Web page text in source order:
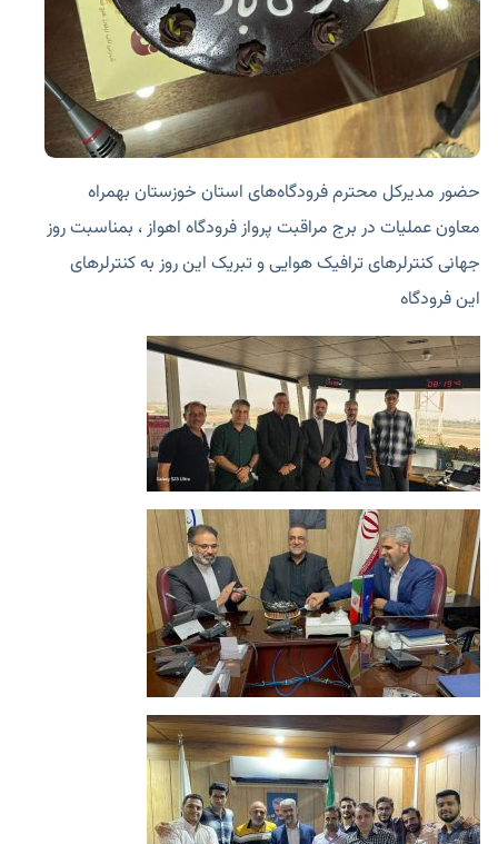
حضور مدیرکل محترم فرودگاه‌های استان خوزستان بهمراه
معاون عملیات در برج مراقبت پرواز فرودگاه اهواز ، بمناسبت روز
جهانی کنترلرهای ترافیک هوایی و تبریک این روز به کنترلرهای
این فرودگاه